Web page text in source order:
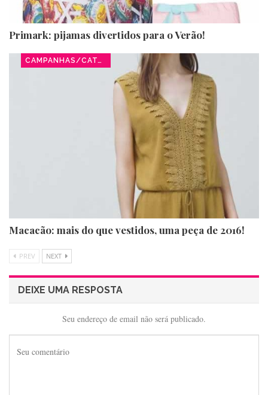
Primark: pijamas divertidos para o Verão!
CAMPANHAS/CATÁLOGOS
Macacão: mais do que vestidos, uma peça de 2016!
PREV NEXT
DEIXE UMA RESPOSTA
Seu endereço de email não será publicado.